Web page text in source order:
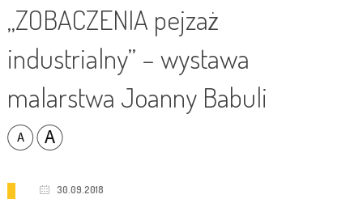
„ZOBACZENIA pejzaż
industrialny” – wystawa
malarstwa Joanny Babuli
30.09.2018